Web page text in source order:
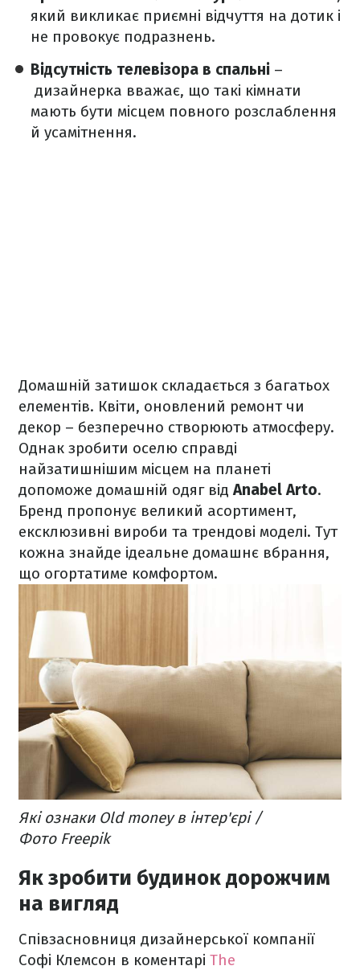
який викликає приємні відчуття на дотик і
не провокує подразнень.
Відсутність телевізора в спальні –
дизайнерка вважає, що такі кімнати
мають бути місцем повного розслаблення
й усамітнення.
Домашній затишок складається з багатьох
елементів. Квіти, оновлений ремонт чи
декор – безперечно створюють атмосферу.
Однак зробити оселю справді
найзатишнішим місцем на планеті
допоможе домашній одяг відAnabel Arto.
Бренд пропонує великий асортимент,
ексклюзивні вироби та трендові моделі. Тут
кожна знайде ідеальне домашнє вбрання,
що огортатиме комфортом.
Які ознаки Old money в інтер'єрі /
Фото Freepik
Як зробити будинок дорожчим
на вигляд
Співзасновниця дизайнерської компанії
Софі Клемсон в коментарі The